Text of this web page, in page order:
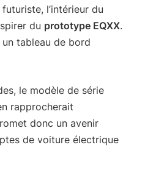
l’intérieur du
du prototype EQXX.
tableau de bord
le modèle de série
rapprocherait
donc un avenir
de voiture électrique